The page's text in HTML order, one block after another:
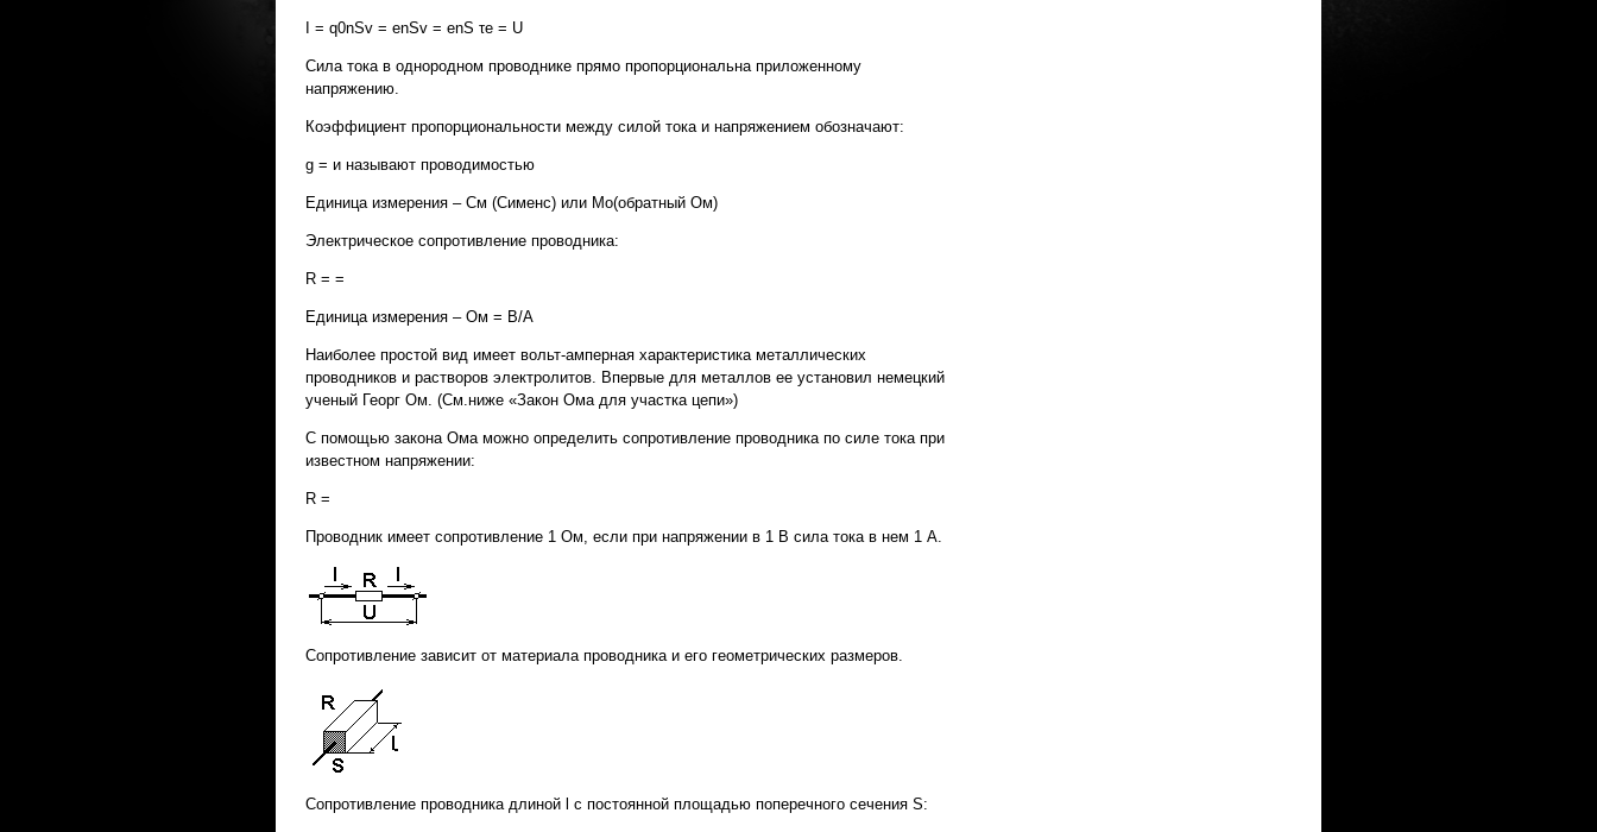
I = q0nSv = enSv = enS τе = U
Сила тока в однородном проводнике прямо пропорциональна приложенному
напряжению.
Коэффициент пропорциональности между силой тока и напряжением обозначают:
g = и называют проводимостью
Единица измерения – См (Сименс) или Мо(обратный Ом)
Электрическое сопротивление проводника:
R = =
Единица измерения – Ом = В/А
Наиболее простой вид имеет вольт-амперная характеристика металлических
проводников и растворов электролитов. Впервые для металлов ее установил немецкий
ученый Георг Ом. (См.ниже «Закон Ома для участка цепи»)
С помощью закона Ома можно определить сопротивление проводника по силе тока при
известном напряжении:
R =
Проводник имеет сопротивление 1 Ом, если при напряжении в 1 В сила тока в нем 1 А.
Сопротивление зависит от материала проводника и его геометрических размеров.
Сопротивление проводника длиной l с постоянной площадью поперечного сечения S: